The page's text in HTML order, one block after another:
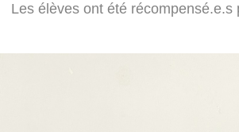
Les élèves ont été